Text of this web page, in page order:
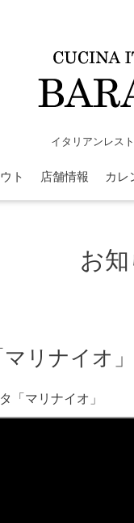
イタリアンレス
ト 店舗情報 カレ
お
リナイオ
マリナイオ」